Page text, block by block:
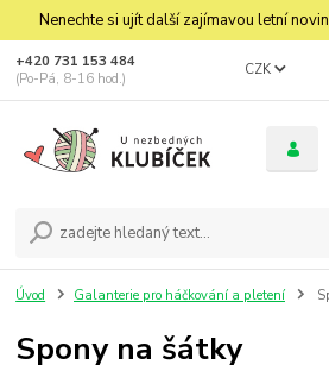
Nenechte si ujít další zajímavou letní
CZK
+420 731 153 484
(Po-Pá, 8-16 hod.)
Úvod Galanterie pro háčkování a pletení
Spony na šátky